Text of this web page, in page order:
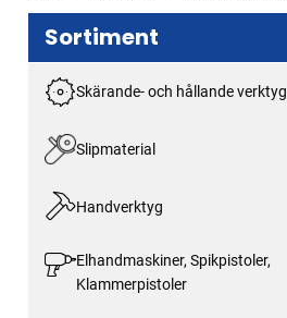
Sortiment
Skärande- och hållande verktyg
Slipmaterial
Handverktyg
Elhandmaskiner, Spikpistoler,
Klammerpistoler